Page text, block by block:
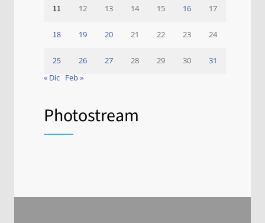
11 12 13 14 15 16 17
18 19 20 21 22 23 24
25 26 27 28 29 30
31
« Dic Feb »
Photostream